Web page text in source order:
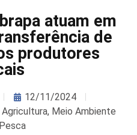
atuam em
de
produtores
12/11/2024
Meio Ambiente